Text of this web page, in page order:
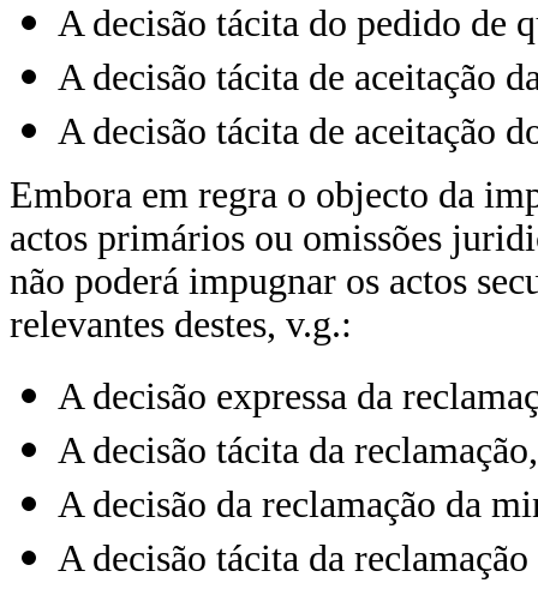
A decisão tácita do pedido de
A decisão tácita de aceitação
A decisão tácita de aceitação
Embora em regra o objecto da
actos primários ou omissões
não poderá impugnar os actos
relevantes destes, v.g.:
A decisão expressa da
A decisão tácita da
A decisão da reclamação da
A decisão tácita da